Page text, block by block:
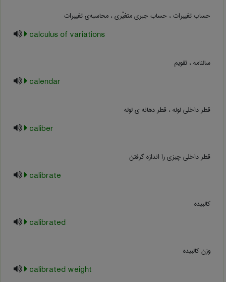
حساب تغییرات ، حساب جبری متغیّری ، محاسبه‌ی تغییرات
calculus of variations
سالنامه ، تقویم
calendar
قطر داخلی لوله ، قطر دهانه ی لوله
caliber
قطر داخلی چیزی را اندازه گرفتن
calibrate
کالبیده
calibrated
وزن کالبیده
calibrated weight